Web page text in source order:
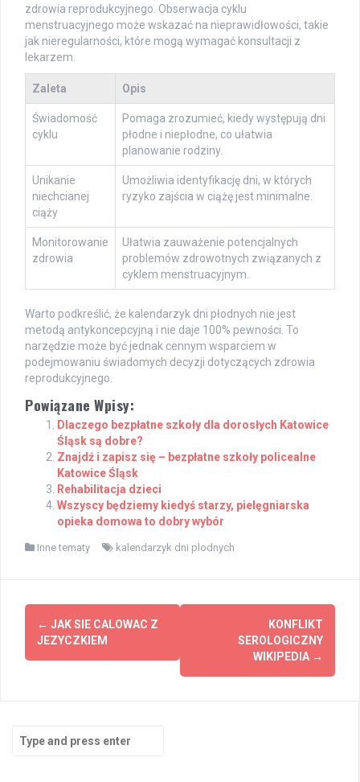
zdrowia reprodukcyjnego. Obserwacja cyklu
menstruacyjnego może wskazać na nieprawidłowości, takie
jak nieregularności, które mogą wymagać konsultacji z
lekarzem.
Zaleta Opis
Świadomość
cyklu
Pomaga zrozumieć, kiedy występują dni
płodne i niepłodne, co ułatwia
planowanie rodziny.
Unikanie
niechcianej
ciąży
Umożliwia identyfikację dni, w których
ryzyko zajścia w ciążę jest minimalne.
Monitorowanie
zdrowia
Ułatwia zauważenie potencjalnych
problemów zdrowotnych związanych z
cyklem menstruacyjnym.
Warto podkreślić, że kalendarzyk dni płodnych nie jest
metodą antykoncepcyjną i nie daje 100% pewności. To
narzędzie może być jednak cennym wsparciem w
podejmowaniu świadomych decyzji dotyczących zdrowia
reprodukcyjnego.
Powiązane Wpisy:
Dlaczego bezpłatne szkoły dla dorosłych Katowice
Śląsk są dobre?
Znajdź i zapisz się – bezpłatne szkoły policealne
Katowice Śląsk
Rehabilitacja dzieci
Wszyscy będziemy kiedyś starzy, pielęgniarska
opieka domowa to dobry wybór
Inne tematy kalendarzyk dni plodnych
Post
navigation
← JAK SIE CALOWAC Z
JEZYCZKIEM
KONFLIKT
SEROLOGICZNY
WIKIPEDIA →
for: